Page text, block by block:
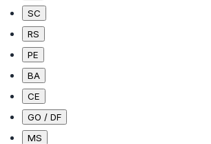
SC
RS
PE
BA
CE
GO / DF
MS